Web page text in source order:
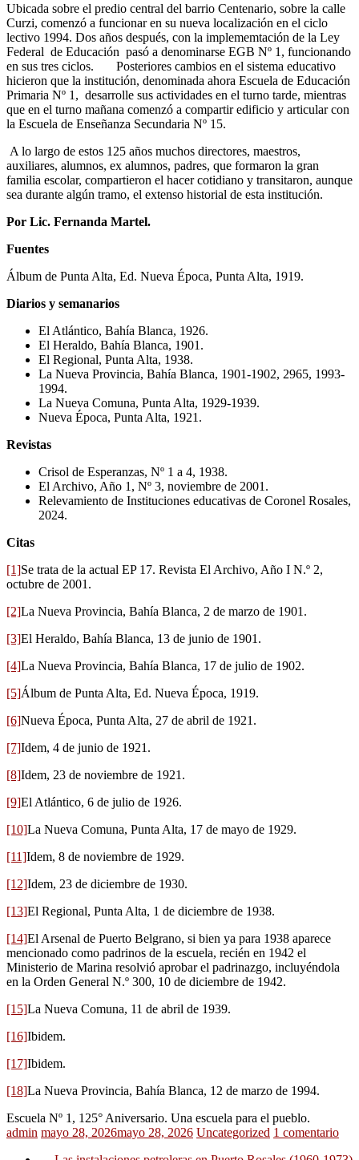
Ubicada sobre el predio central del barrio Centenario, sobre la calle
Curzi, comenzó a funcionar en su nueva localización en el ciclo
lectivo 1994. Dos años después, con la implememtación de la Ley
Federal de Educación pasó a denominarse EGB Nº 1, funcionando
en sus tres ciclos. Posteriores cambios en el sistema educativo
hicieron que la institución, denominada ahora Escuela de Educación
Primaria Nº 1, desarrolle sus actividades en el turno tarde, mientras
que en el turno mañana comenzó a compartir edificio y articular con
la Escuela de Enseñanza Secundaria Nº 15.
A lo largo de estos 125 años muchos directores, maestros,
auxiliares, alumnos, ex alumnos, padres, que formaron la gran
familia escolar, compartieron el hacer cotidiano y transitaron, aunque
sea durante algún tramo, el extenso historial de esta institución.
Por Lic. Fernanda Martel.
Fuentes
Álbum de Punta Alta, Ed. Nueva Época, Punta Alta, 1919.
Diarios y semanarios
El Atlántico, Bahía Blanca, 1926.
El Heraldo, Bahía Blanca, 1901.
El Regional, Punta Alta, 1938.
La Nueva Provincia, Bahía Blanca, 1901-1902, 2965, 1993-
1994.
La Nueva Comuna, Punta Alta, 1929-1939.
Nueva Época, Punta Alta, 1921.
Revistas
Crisol de Esperanzas, Nº 1 a 4, 1938.
El Archivo, Año 1, Nº 3, noviembre de 2001.
Relevamiento de Instituciones educativas de Coronel Rosales,
2024.
Citas
[1]Se trata de la actual EP 17. Revista El Archivo, Año I N.º 2,
octubre de 2001.
[2]La Nueva Provincia, Bahía Blanca, 2 de marzo de 1901.
[3]El Heraldo, Bahía Blanca, 13 de junio de 1901.
[4]La Nueva Provincia, Bahía Blanca, 17 de julio de 1902.
[5]Álbum de Punta Alta, Ed. Nueva Época, 1919.
[6]Nueva Época, Punta Alta, 27 de abril de 1921.
[7]Idem, 4 de junio de 1921.
[8]Idem, 23 de noviembre de 1921.
[9]El Atlántico, 6 de julio de 1926.
[10]La Nueva Comuna, Punta Alta, 17 de mayo de 1929.
[11]Idem, 8 de noviembre de 1929.
[12]Idem, 23 de diciembre de 1930.
[13]El Regional, Punta Alta, 1 de diciembre de 1938.
[14]El Arsenal de Puerto Belgrano, si bien ya para 1938 aparece
mencionado como padrinos de la escuela, recién en 1942 el
Ministerio de Marina resolvió aprobar el padrinazgo, incluyéndola
en la Orden General N.º 300, 10 de diciembre de 1942.
[15]La Nueva Comuna, 11 de abril de 1939.
[16]Ibidem.
[17]Ibidem.
[18]La Nueva Provincia, Bahía Blanca, 12 de marzo de 1994.
Escuela Nº 1, 125° Aniversario. Una escuela para el pueblo.
admin mayo 28, 2026mayo 28, 2026 Uncategorized 1 comentario